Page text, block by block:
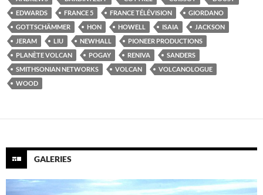
EDWARDS
FRANCE 5 FRANCE TÉLÉVISION
GIORDANO
GOTTSCHÄMMER
HON HOWELL ISAIA
JACKSON
JERAM
LIU NEWHALL
PIONEER PRODUCTIONS
PLANÈTE VOLCAN
POGAY RENIVA
SANDERS
SMITHSONIAN NETWORKS
VOLCAN
VOLCANOLOGUE
WOOD
GALERIES